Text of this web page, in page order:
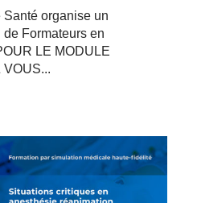
Santé organise un
Formateurs en
LE MODULE
VOUS...